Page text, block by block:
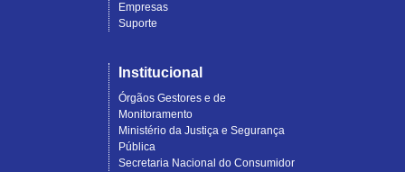
Empresas
Suporte
Institucional
Órgãos Gestores e de
Monitoramento
Ministério da Justiça e Segurança
Pública
Secretaria Nacional do Consumidor